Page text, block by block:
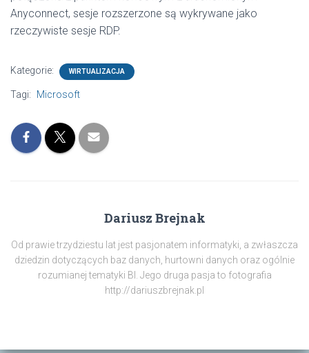
Anyconnect, sesje rozszerzone są wykrywane jako
rzeczywiste sesje RDP.
Kategorie: WIRTUALIZACJA
Tagi: Microsoft
Dariusz Brejnak
Od prawie trzydziestu lat jest pasjonatem informatyki, a zwłaszcza
dziedzin dotyczących baz danych, hurtowni danych oraz ogólnie
rozumianej tematyki BI. Jego druga pasja to fotografia
http://dariuszbrejnak.pl